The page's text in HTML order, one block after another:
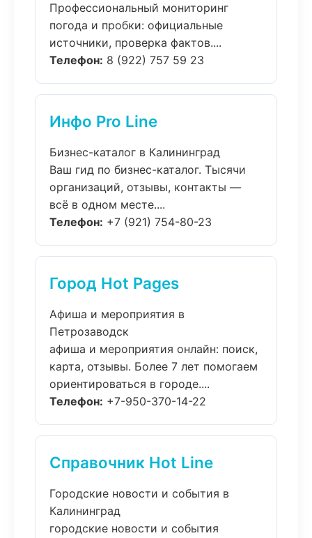
Профессиональный мониторинг
погода и пробки: официальные
источники, проверка фактов....
Телефон: 8 (922) 757 59 23
Инфо Pro Line
Бизнес-каталог в Калининград
Ваш гид по бизнес-каталог. Тысячи
организаций, отзывы, контакты —
всё в одном месте....
Телефон: +7 (921) 754-80-23
Город Hot Pages
Афиша и мероприятия в
Петрозаводск
афиша и мероприятия онлайн: поиск,
карта, отзывы. Более 7 лет помогаем
ориентироваться в городе....
Телефон: +7-950-370-14-22
Справочник Hot Line
Городские новости и события в
Калининград
городские новости и события